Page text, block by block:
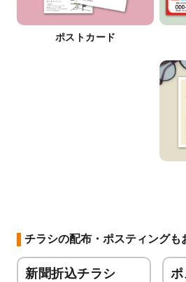
ポストカード
チラシの配布・ポスティングも
新聞折込チラシ
ポ